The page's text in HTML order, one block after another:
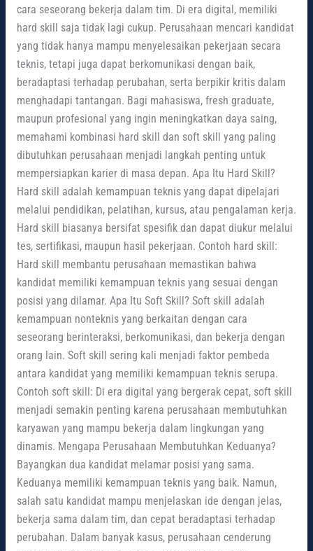
cara seseorang bekerja dalam tim. Di era digital, memiliki
hard skill saja tidak lagi cukup. Perusahaan mencari kandidat
yang tidak hanya mampu menyelesaikan pekerjaan secara
teknis, tetapi juga dapat berkomunikasi dengan baik,
beradaptasi terhadap perubahan, serta berpikir kritis dalam
menghadapi tantangan. Bagi mahasiswa, fresh graduate,
maupun profesional yang ingin meningkatkan daya saing,
memahami kombinasi hard skill dan soft skill yang paling
dibutuhkan perusahaan menjadi langkah penting untuk
mempersiapkan karier di masa depan. Apa Itu Hard Skill?
Hard skill adalah kemampuan teknis yang dapat dipelajari
melalui pendidikan, pelatihan, kursus, atau pengalaman kerja.
Hard skill biasanya bersifat spesifik dan dapat diukur melalui
tes, sertifikasi, maupun hasil pekerjaan. Contoh hard skill:
Hard skill membantu perusahaan memastikan bahwa
kandidat memiliki kemampuan teknis yang sesuai dengan
posisi yang dilamar. Apa Itu Soft Skill? Soft skill adalah
kemampuan nonteknis yang berkaitan dengan cara
seseorang berinteraksi, berkomunikasi, dan bekerja dengan
orang lain. Soft skill sering kali menjadi faktor pembeda
antara kandidat yang memiliki kemampuan teknis serupa.
Contoh soft skill: Di era digital yang bergerak cepat, soft skill
menjadi semakin penting karena perusahaan membutuhkan
karyawan yang mampu bekerja dalam lingkungan yang
dinamis. Mengapa Perusahaan Membutuhkan Keduanya?
Bayangkan dua kandidat melamar posisi yang sama.
Keduanya memiliki kemampuan teknis yang baik. Namun,
salah satu kandidat mampu menjelaskan ide dengan jelas,
bekerja sama dalam tim, dan cepat beradaptasi terhadap
perubahan. Dalam banyak kasus, perusahaan cenderung